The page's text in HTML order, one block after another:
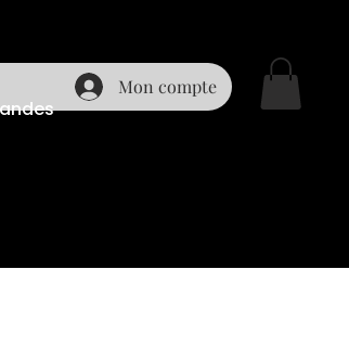
Mon compte